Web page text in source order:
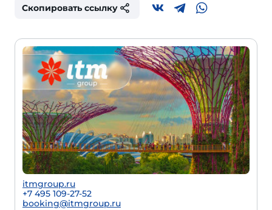
Скопировать ссылку
itmgroup.ru
+7 495 109-27-52
booking@itmgroup.ru